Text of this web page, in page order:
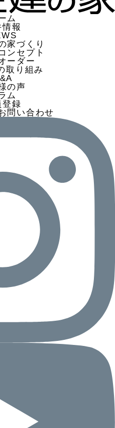
ム
報
家づくり
ンセプト
ーダー
取り組み
の声
ム
登録
問い合わせ